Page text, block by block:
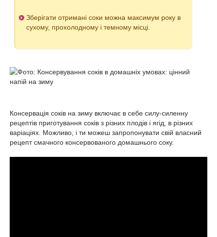
Зберігати отримані соки можна максимум року в
сухому, прохолодному і темному місці.
Консервація соків на зиму включає в себе силу-силенну
рецептів приготування соків з різних плодів і ягід, в різних
варіаціях. Можливо, і ти можеш запропонувати свій власний
рецепт смачного консервованого домашнього соку.